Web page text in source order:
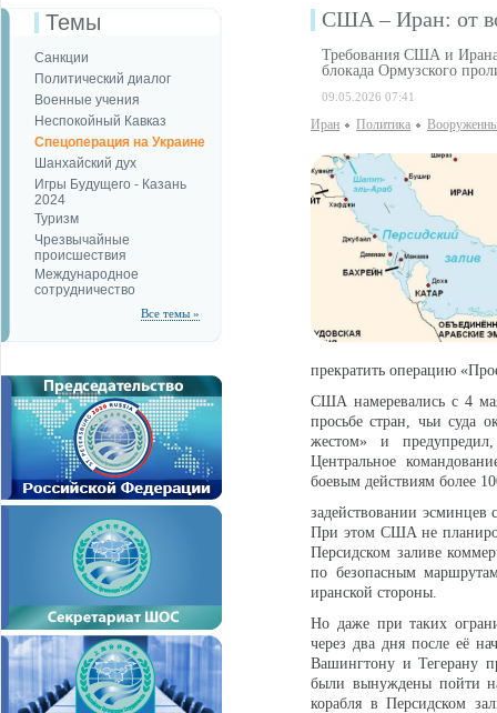
Темы
Санкции
Политический диалог
Военные учения
Неспокойный Кавказ
Спецоперация на Украине
Шанхайский дух
Игры Будущего - Казань
2024
Туризм
Чрезвычайные
происшествия
Международное
сотрудничество
Все темы »
США – Иран: от
Требования США и Ирана
блокада Ормузского
09.05.2026 07:41
Иран Политика
прекратить операцию
США намеревались с 4
просьбе стран, чьи суда
жестом» и
Центральное
боевым действиям более
задействовании
При этом США не
Персидском заливе
по безопасным
иранской стороны.
Но даже при таких
через два дня после её
Вашингтону и Тегерану
были вынуждены пойти
корабля в Персидском